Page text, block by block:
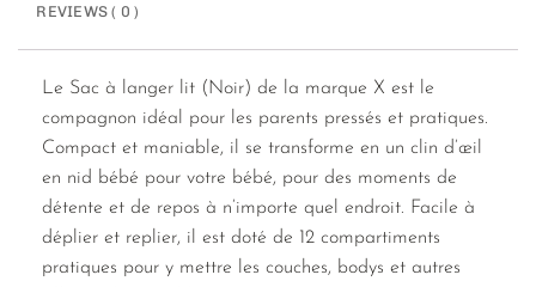
REVIEWS ( 0 )
Le Sac à langer lit (Noir) de la marque X est le
compagnon idéal pour les parents pressés et pratiques.
Compact et maniable, il se transforme en un clin d’œil
en nid bébé pour votre bébé, pour des moments de
détente et de repos à n’importe quel endroit. Facile à
déplier et replier, il est doté de 12 compartiments
pratiques pour y mettre les couches, bodys et autres